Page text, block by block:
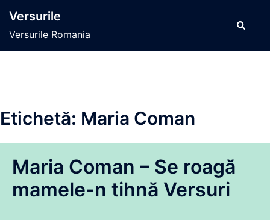
conținut
Versurile
Versurile Romania
Caută
Etichetă: Maria Coman
Maria Coman – Se roagă
mamele-n tihnă Versuri